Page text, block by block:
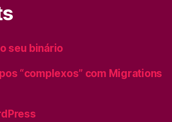
seu binário
“complexos” com Migrations